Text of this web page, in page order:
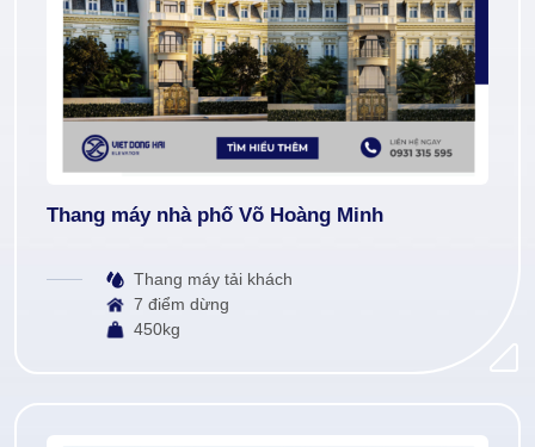
Thang máy nhà phố Võ Hoàng Minh
Thang máy tải khách
7 điểm dừng
450kg